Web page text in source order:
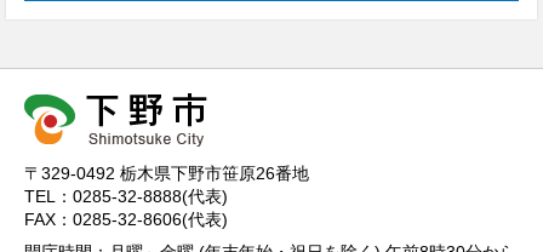
〒329-0492 栃木県下野市笹原26番地
TEL：0285-32-8888(代表)
FAX：0285-32-8606(代表)